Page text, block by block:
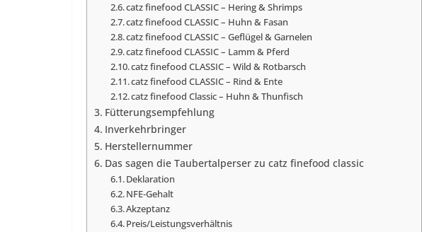
catz finefood CLASSIC – Hering & Shrimps
catz finefood CLASSIC – Huhn & Fasan
catz finefood CLASSIC – Geflügel & Garnelen
catz finefood CLASSIC – Lamm & Pferd
catz finefood CLASSIC – Wild & Rotbarsch
catz finefood CLASSIC – Rind & Ente
catz finefood Classic – Huhn & Thunfisch
Fütterungsempfehlung
Inverkehrbringer
Herstellernummer
Das sagen die Taubertalperser zu catz finefood classic
Deklaration
NFE-Gehalt
Akzeptanz
Preis/Leistungsverhältnis